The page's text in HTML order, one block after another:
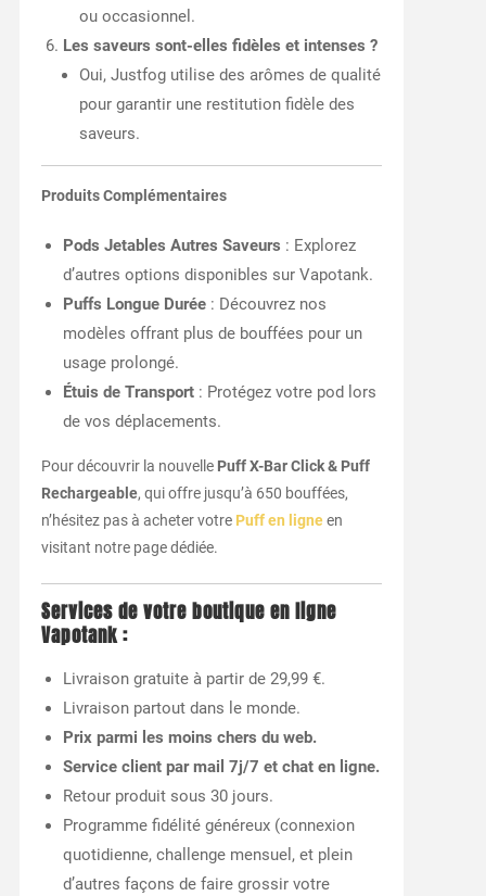
ou occasionnel.
Les saveurs sont-elles fidèles et intenses ?
Oui, Justfog utilise des arômes de qualité
pour garantir une restitution fidèle des
saveurs.
Produits Complémentaires
Pods Jetables Autres Saveurs : Explorez
d’autres options disponibles sur Vapotank.
Puffs Longue Durée: Découvrez nos
modèles offrant plus de bouffées pour un
usage prolongé.
Étuis de Transport: Protégez votre pod lors
de vos déplacements.
Pour découvrir la nouvelle Puff X-Bar Click & Puff
Rechargeable, qui offre jusqu’à 650 bouffées,
n’hésitez pas à acheter votre Puff en ligneen
visitant notre page dédiée.
Services de votre boutique en ligne
Vapotank :
Livraison gratuite à partir de 29,99 €.
Livraison partout dans le monde.
Prix parmi les moins chers du web.
Service client par mail 7j/7 et chat en ligne.
Retour produit sous 30 jours.
Programme fidélité généreux (connexion
quotidienne, challenge mensuel, et plein
d’autres façons de faire grossir votre